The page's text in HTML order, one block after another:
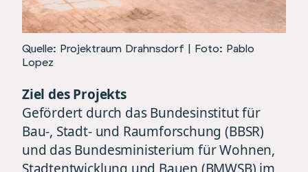
Quelle: Projektraum Drahnsdorf | Foto: Pablo
Lopez
Ziel des Projekts
Gefördert durch das Bundesinstitut für
Bau-, Stadt- und Raumforschung (BBSR)
und das Bundesministerium für Wohnen,